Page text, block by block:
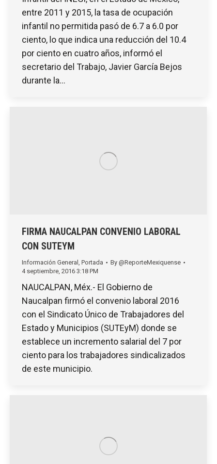
entre 2011 y 2015, la tasa de ocupación
infantil no permitida pasó de 6.7 a 6.0 por
ciento, lo que indica una reducción del 10.4
por ciento en cuatro años, informó el
secretario del Trabajo, Javier García Bejos
durante la…
FIRMA NAUCALPAN CONVENIO LABORAL
CON SUTEYM
Información General Portada By @ReporteMexiquense
4 septiembre, 2016 3:18 PM
NAUCALPAN, Méx.- El Gobierno de
Naucalpan firmó el convenio laboral 2016
con el Sindicato Único de Trabajadores del
Estado y Municipios (SUTEyM) donde se
establece un incremento salarial del 7 por
ciento para los trabajadores sindicalizados
de este municipio.